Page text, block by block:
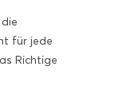
für jede
Richtige